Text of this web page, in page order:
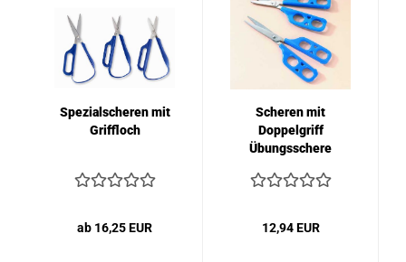
Spezialscheren mit
Griffloch
ab 16,25 EUR
Scheren mit
Doppelgriff
Übungsschere
12,94 EUR